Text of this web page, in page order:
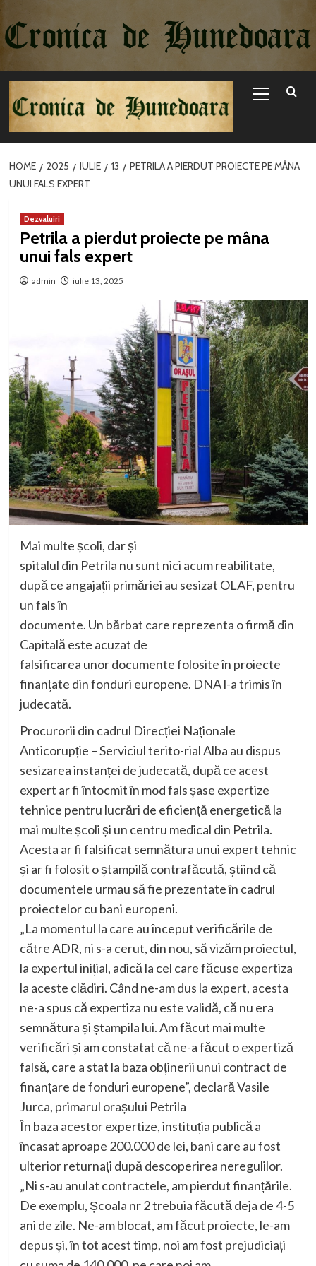
la
conținut
Menu
HOME 2025 IULIE 13
PETRILA A PIERDUT PROIECTE PE MÂNA
UNUI FALS EXPERT
Dezvaluiri
Petrila a pierdut proiecte pe mâna
unui fals expert
admin iulie 13, 2025
Mai multe școli, dar și
spitalul din Petrila nu sunt nici acum reabilitate,
după ce angajații primăriei au sesizat OLAF, pentru
un fals în
documente. Un bărbat care reprezenta o firmă din
Capitală este acuzat de
falsificarea unor documente folosite în proiecte
finanțate din fonduri europene. DNA l-a trimis în
judecată.
Procurorii din cadrul Direcției Naționale
Anticorupție – Serviciul terito-rial Alba au dispus
sesizarea instanței de judecată, după ce acest
expert ar fi întocmit în mod fals șase expertize
tehnice pentru lucrări de eficiență energetică la
mai multe școli și un centru medical din Petrila.
Acesta ar fi falsificat semnătura unui expert tehnic
și ar fi folosit o ștampilă contrafăcută, știind că
documentele urmau să fie prezentate în cadrul
proiectelor cu bani europeni.
„La momentul la care au început verificările de
către ADR, ni s-a cerut, din nou, să vizăm proiectul,
la expertul inițial, adică la cel care făcuse expertiza
la aceste clădiri. Când ne-am dus la expert, acesta
ne-a spus că expertiza nu este validă, că nu era
semnătura și ștampila lui. Am făcut mai multe
verificări și am constatat că ne-a făcut o expertiză
falsă, care a stat la baza obținerii unui contract de
finanțare de fonduri europene”, declară Vasile
Jurca, primarul orașului Petrila
În baza acestor expertize, instituția publică a
încasat aproape 200.000 de lei, bani care au fost
ulterior returnați după descoperirea neregulilor.
„Ni s-au anulat contractele, am pierdut finanțările.
De exemplu, Școala nr 2 trebuia făcută deja de 4-5
ani de zile. Ne-am blocat, am făcut proiecte, le-am
depus și, în tot acest timp, noi am fost prejudiciați